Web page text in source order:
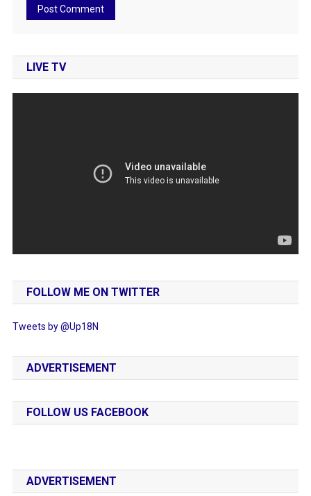
LIVE TV
FOLLOW ME ON TWITTER
Tweets by @Up18N
ADVERTISEMENT
FOLLOW US FACEBOOK
ADVERTISEMENT